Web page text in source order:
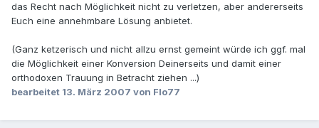
das Recht nach Möglichkeit nicht zu verletzen, aber andererseits
Euch eine annehmbare Lösung anbietet.
(Ganz ketzerisch und nicht allzu ernst gemeint würde ich ggf. mal
die Möglichkeit einer Konversion Deinerseits und damit einer
orthodoxen Trauung in Betracht ziehen ...)
bearbeitet 13. März 2007 von Flo77